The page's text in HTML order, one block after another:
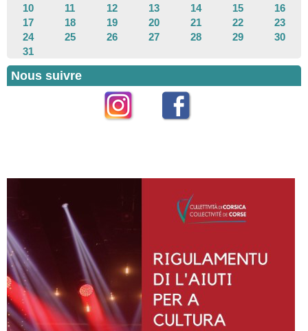
10
11 12 13 14 15
16
17
18 19 20 21 22
23
24
25 26 27 28 29
30
31
Nous suivre